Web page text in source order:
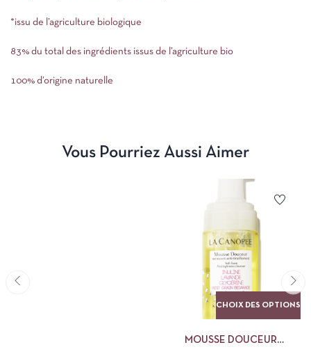
*issu de l’agriculture biologique
83% du total des ingrédients issus de l’agriculture bio
100% d’origine naturelle
Vous Pourriez Aussi Aimer
CHOIX DES OPTIONS
MOUSSE DOUCEUR